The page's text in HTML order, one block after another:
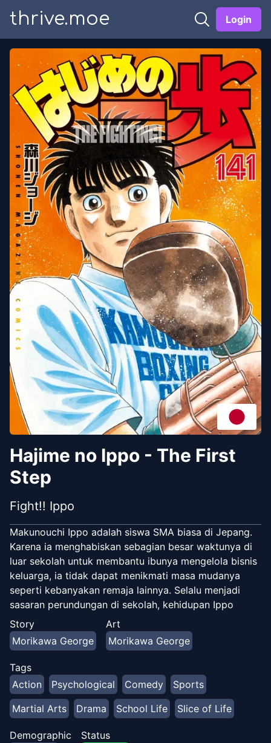
thrive.moe Login
Hajime no Ippo - The First
Step
Fight!! Ippo
Makunouchi Ippo adalah siswa SMA biasa di Jepang.
Karena ia menghabiskan sebagian besar waktunya di
luar sekolah untuk membantu ibunya mengelola bisnis
keluarga, ia tidak dapat menikmati masa mudanya
seperti kebanyakan remaja lainnya. Selalu menjadi
sasaran perundungan di sekolah, kehidupan Ippo
penuh dengan kesulitan. Salah satu sesi perundungan
sepulang sekolah ini mengubah kehidupan Ippo
menjadi lebih baik, karena ia diselamatkan oleh
seorang petinju bernama Takamura. Ia memutuskan
untuk mengikuti jejak Takamura dan berlatih menjadi
seorang petinju, yang memberinya arah dan tujuan
dalam hidupnya. Jalan Ippo untuk menyempurnakan
kehebatan tinjunya baru saja dimulai. Rilis Resmi: - Rilis
Bahasa Indonesia oleh Level Comics dengan judul
Story
Morikawa George
Art
Morikawa George
Tags
Action
Psychological Comedy
Sports
Martial Arts
Drama School Life Slice of Life
Demographic
Status